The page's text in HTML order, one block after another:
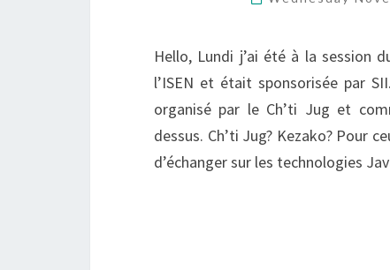
Hello, Lundi j’ai été à la session
l’ISEN et était sponsorisée par
organisé par le Ch’ti Jug et
dessus. Ch’ti Jug? Kezako? Pour
d’échanger sur les technologies